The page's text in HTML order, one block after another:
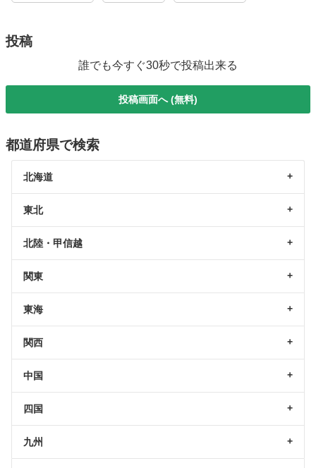
投稿
誰でも今すぐ30秒で投稿出来る
投稿画面へ (無料)
都道府県で検索
北海道
東北
北陸・甲信越
関東
東海
関西
中国
四国
九州